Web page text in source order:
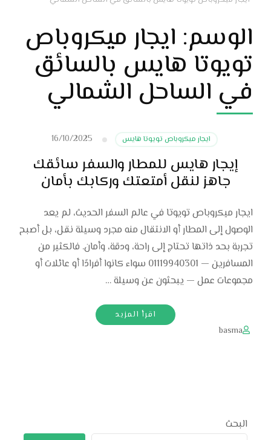
الوسم: ايجار ميكروباص
تويوتا هايس بالسائق
في الساحل الشمالي
ايجار ميكروباص تويوتا هايس 16/10/2025
إيجار هايس للمطار والسفر سائقك
جاهز لنقل أمتعتك وركابك بأمان
ايجار ميكروباص تويوتا في عالم السفر الحديث، لم يعد
الوصول إلى المطار أو الانتقال منه مجرد وسيلة نقل، بل أصبح
تجربة بحد ذاتها تحتاج إلى راحة، ودقة، وأمان. فالكثير من
المسافرين — 01119940301 سواء كانوا أفرادًا أو عائلات أو
مجموعات عمل — يبحثون عن وسيلة …
اقرأ المزيد
basma
البحث